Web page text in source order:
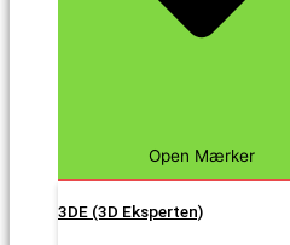
Open Mærker
3DE (3D Eksperten)